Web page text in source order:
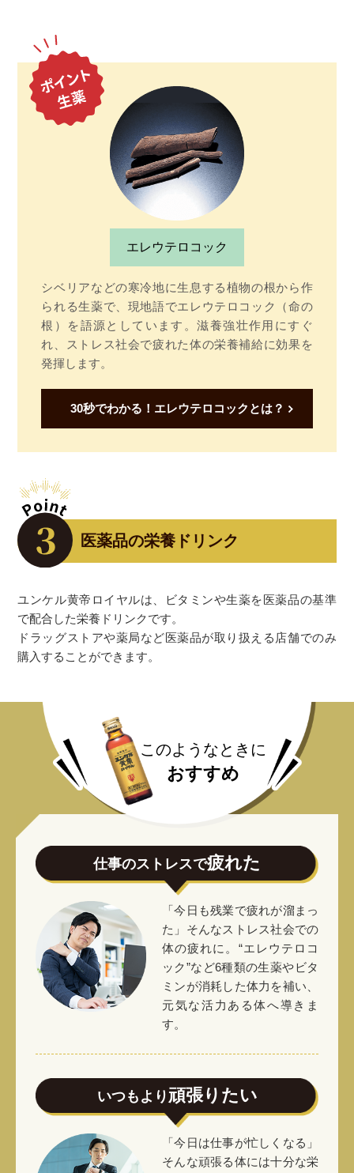
エレウテロコック
シベリアなどの寒冷地に生息する植物の根から作
られる生薬で、現地語でエレウテロコック（命の
根）を語源としています。滋養強壮作用にすぐ
れ、ストレス社会で疲れた体の栄養補給に効果を
発揮します。
30秒でわかる！エレウテロコックとは？
医薬品の栄養ドリンク
ユンケル黄帝ロイヤルは、ビタミンや生薬を医薬品の基準
で配合した栄養ドリンクです。
ドラッグストアや薬局など医薬品が取り扱える店舗でのみ
購入することができます。
このようなときに
おすすめ
仕事のストレスで疲れた
「今日も残業で疲れが溜まっ
た」そんなストレス社会での
体の疲れに。“エレウテロコ
ック”など6種類の生薬やビタ
ミンが消耗した体力を補い、
元気な活力ある体へ導きま
す。
いつもより 頑張りたい
「今日は仕事が忙しくなる」
そんな頑張る体には十分な栄